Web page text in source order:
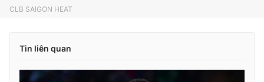
CLB SAIGON HEAT
Tin liên quan